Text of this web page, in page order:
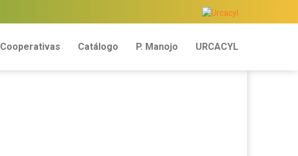
Cooperativas Catálogo P. Manojo URCACYL